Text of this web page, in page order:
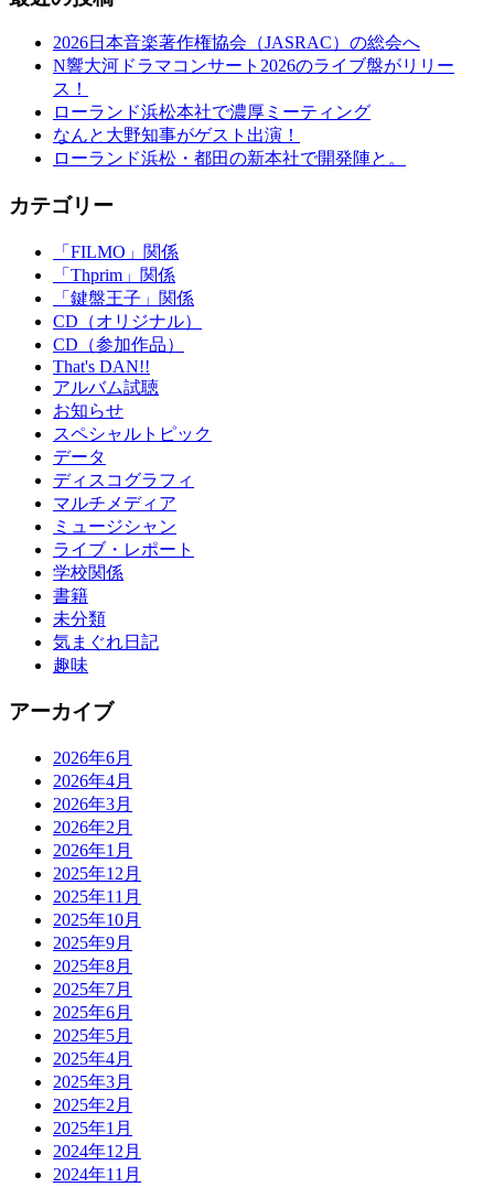
2026日本音楽著作権協会（JASRAC）の総会へ
N響大河ドラマコンサート2026のライブ盤がリリー
ス！
ローランド浜松本社で濃厚ミーティング
なんと大野知事がゲスト出演！
ローランド浜松・都田の新本社で開発陣と。
カテゴリー
「FILMO」関係
「Thprim」関係
「鍵盤王子」関係
CD（オリジナル）
CD（参加作品）
That's DAN!!
アルバム試聴
お知らせ
スペシャルトピック
データ
ディスコグラフィ
マルチメディア
ミュージシャン
ライブ・レポート
学校関係
書籍
未分類
気まぐれ日記
趣味
アーカイブ
2026年6月
2026年4月
2026年3月
2026年2月
2026年1月
2025年12月
2025年11月
2025年10月
2025年9月
2025年8月
2025年7月
2025年6月
2025年5月
2025年4月
2025年3月
2025年2月
2025年1月
2024年12月
2024年11月